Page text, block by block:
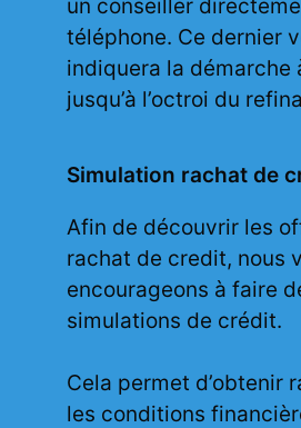
un conseiller
téléphone. Ce dernier
indiquera la démarche
jusqu’à l’octroi du
Simulation rachat de
Afin de découvrir les
rachat de credit, nous
encourageons à faire
simulations de crédit.
Cela permet d’obtenir
les conditions